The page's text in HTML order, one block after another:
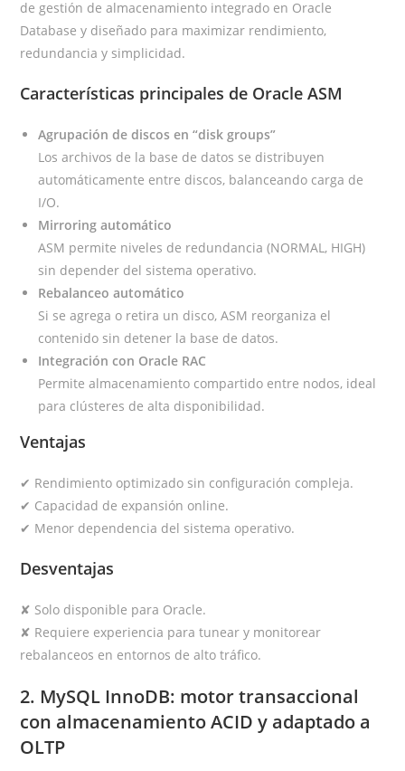
de gestión de almacenamiento integrado en Oracle
Database y diseñado para maximizar rendimiento,
redundancia y simplicidad.
Características principales de Oracle ASM
Agrupación de discos en “disk groups”
Los archivos de la base de datos se distribuyen
automáticamente entre discos, balanceando carga de
I/O.
Mirroring automático
ASM permite niveles de redundancia (NORMAL, HIGH)
sin depender del sistema operativo.
Rebalanceo automático
Si se agrega o retira un disco, ASM reorganiza el
contenido sin detener la base de datos.
Integración con Oracle RAC
Permite almacenamiento compartido entre nodos, ideal
para clústeres de alta disponibilidad.
Ventajas
✔ Rendimiento optimizado sin configuración compleja.
✔ Capacidad de expansión online.
✔ Menor dependencia del sistema operativo.
Desventajas
✘ Solo disponible para Oracle.
✘ Requiere experiencia para tunear y monitorear
rebalanceos en entornos de alto tráfico.
2. MySQL InnoDB: motor transaccional
con almacenamiento ACID y adaptado a
OLTP